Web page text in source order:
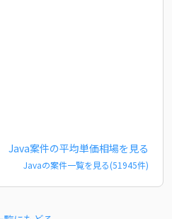
Java案件の平均単価相場を見る
Javaの案件一覧を見る(51945件)